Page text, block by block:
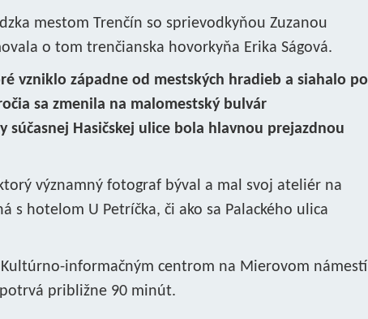
mestom Trenčín so sprievodkyňou Zuzanou
o tom trenčianska hovorkyňa Erika Ságová.
vzniklo západne od mestských hradieb a siahalo po
sa zmenila na malomestský bulvár
súčasnej Hasičskej ulice bola hlavnou prejazdnou
významný fotograf býval a mal svoj ateliér na
s hotelom U Petríčka, či ako sa Palackého ulica
informačným centrom na Mierovom námestí
približne 90 minút.